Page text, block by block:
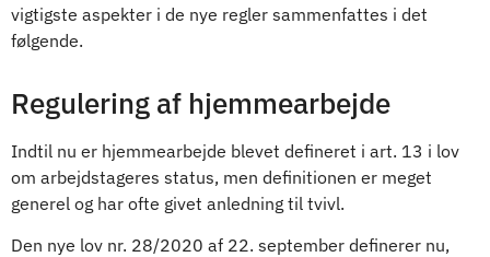
vigtigste aspekter i de nye regler sammenfattes i det
følgende.
Regulering af hjemmearbejde
Indtil nu er hjemmearbejde blevet defineret i art. 13 i lov
om arbejdstageres status, men definitionen er meget
generel og har ofte givet anledning til tvivl.
Den nye lov nr. 28/2020 af 22. september definerer nu,